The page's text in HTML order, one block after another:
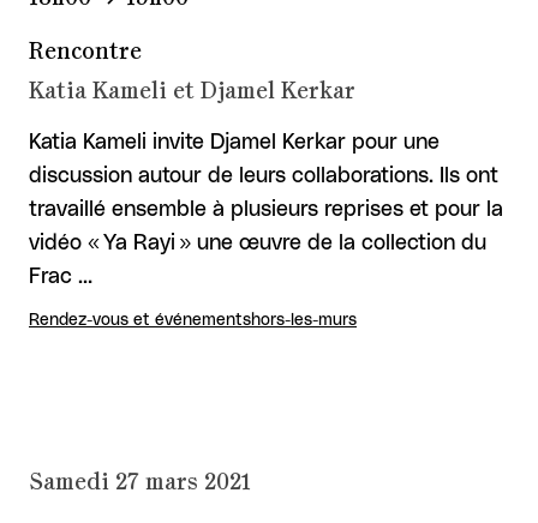
Rencontre
Katia Kameli et Djamel Kerkar
Katia Kameli invite Djamel Kerkar pour une
discussion autour de leurs collaborations. Ils ont
travaillé ensemble à plusieurs reprises et pour la
vidéo « Ya Rayi » une œuvre de la collection du
Frac …
Rendez-vous et événementshors-les-murs
Samedi 27 mars 2021